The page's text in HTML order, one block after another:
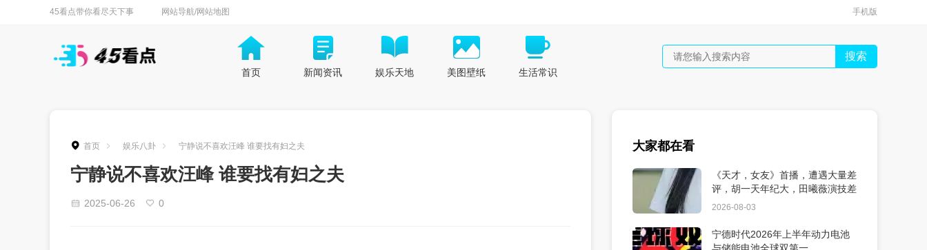
45看点带你看尽天下事 网站导航/网站地图 手机版
首页 新闻资讯 娱乐天地 美图壁纸 生活常识
搜索
首页 娱乐八卦 宁静说不喜欢汪峰 谁要找有妇之夫
宁静说不喜欢汪峰 谁要找有妇之夫
2025-06-26 0
大家都在看
《天才，女友》首播，遭遇大量差
评，胡一天年纪大，田曦薇演技差
2026-08-03
宁德时代2026年上半年动力电池